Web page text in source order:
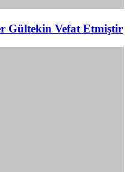
Gültekin Vefat Etmiştir